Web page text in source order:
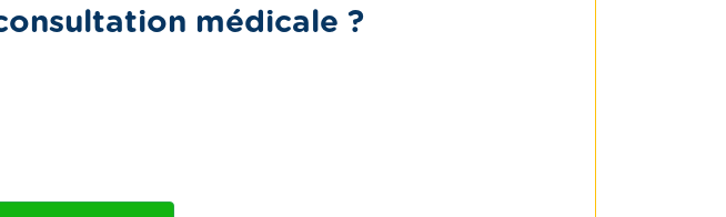
médicale ?